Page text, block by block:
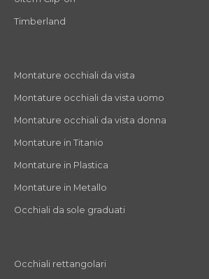
Timberland
Montature occhiali da vista
Montature occhiali da vista uomo
Montature occhiali da vista donna
Montature in Titanio
Montature in Plastica
Montature in Metallo
Occhiali da sole graduati
Occhiali rettangolari